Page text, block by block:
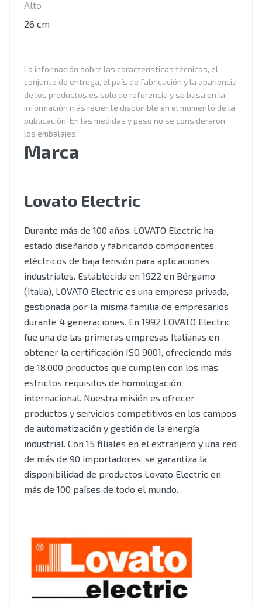
Alto
26 cm
La información sobre las características técnicas, el
conjunto de entrega, el país de fabricación y la apariencia
de los productos es solo de referencia y se basa en la
información más reciente disponible en el momento de la
publicación. En las medidas y peso no se consideraron
los embalajes.
Marca
Lovato Electric
Durante más de 100 años, LOVATO Electric ha
estado diseñando y fabricando componentes
eléctricos de baja tensión para aplicaciones
industriales. Establecida en 1922 en Bérgamo
(Italia), LOVATO Electric es una empresa privada,
gestionada por la misma familia de empresarios
durante 4 generaciones. En 1992 LOVATO Electric
fue una de las primeras empresas Italianas en
obtener la certificación ISO 9001, ofreciendo más
de 18.000 productos que cumplen con los más
estrictos requisitos de homologación
internacional. Nuestra misión es ofrecer
productos y servicios competitivos en los campos
de automatización y gestión de la energía
industrial. Con 15 filiales en el extranjero y una red
de más de 90 importadores, se garantiza la
disponibilidad de productos Lovato Electric en
más de 100 países de todo el mundo.